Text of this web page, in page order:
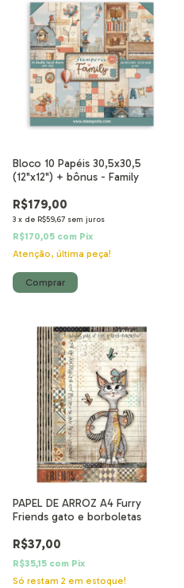
Bloco 10 Papéis 30,5x30,5
(12"x12") + bônus - Family
R$179,00
3 x de R$59,67 sem juros
R$170,05 com Pix
Atenção, última peça!
PAPEL DE ARROZ A4 Furry
Friends gato e borboletas
R$37,00
R$35,15 com Pix
Só restam 2 em estoque!